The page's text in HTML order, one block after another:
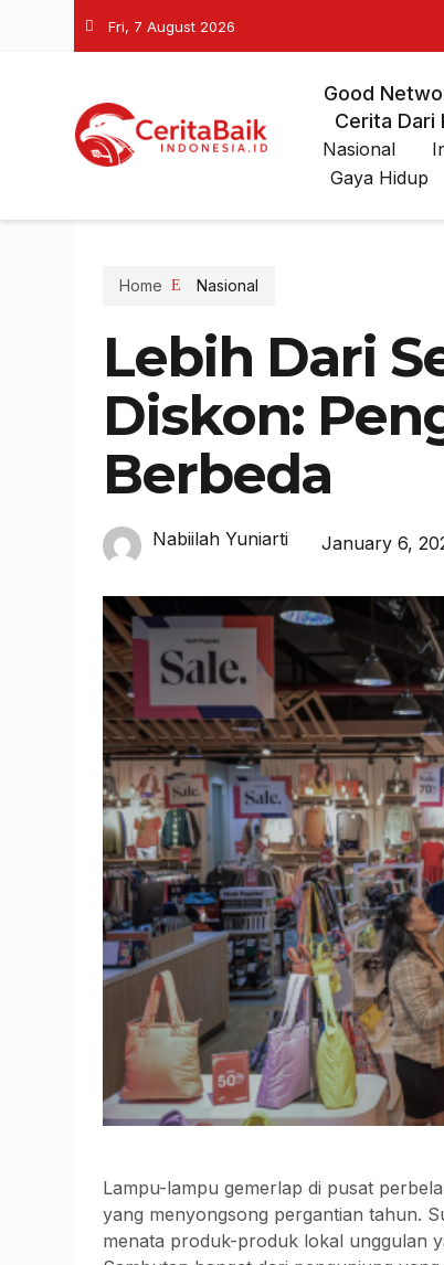
Fri, 7 August 2026
Good
Cerita Dari
Nasional
Gaya Hidup
Home Nasional
Lebih Dari
Diskon:
Berbeda
Nabiilah Yuniarti January 6,
Lampu-lampu gemerlap di pusat
yang menyongsong pergantian tahun.
menata produk-produk lokal unggulan